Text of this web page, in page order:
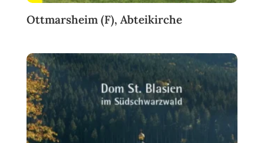
Ottmarsheim (F), Abteikirche